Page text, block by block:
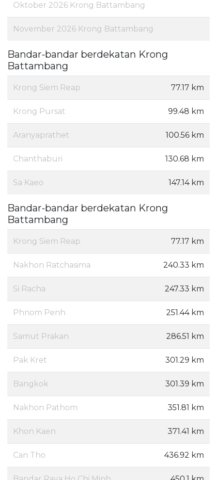
Oktober 2026 Krong Battambang
November 2026 Krong Battambang
Bandar-bandar berdekatan Krong
Battambang
Krong Siem Reap 77.17 km
Krong Pursat 99.48 km
Aranyaprathet 100.56 km
Chanthaburi 130.68 km
Sa Kaeo 147.14 km
Bandar-bandar berdekatan Krong
Battambang
Krong Siem Reap 77.17 km
Nakhon Ratchasima 240.33 km
Si Racha 247.33 km
Phnom Penh 251.44 km
Samut Prakan 286.51 km
Pak Kret 301.29 km
Bangkok 301.39 km
Nakhon Pathom 351.81 km
Khon Kaen 371.41 km
Can Tho 436.92 km